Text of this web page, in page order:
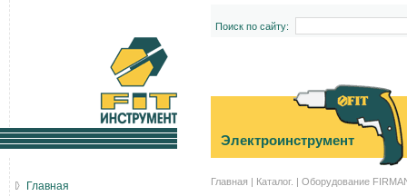
Поиск по сайту:
Электроинструмент
Главная | Каталог. | Оборудование
Главная